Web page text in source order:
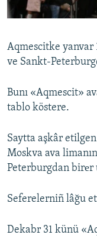
Русский
Українською
RFE/RS bütün
Aqmescitke yanvar
ve Sankt-
Bunı «Aqmescit»
tablo köstere.
Saytta aşkâr
Moskva ava
Peterburgdan birеr
Seferelerniñ lâğu
Dekabr 31 künü